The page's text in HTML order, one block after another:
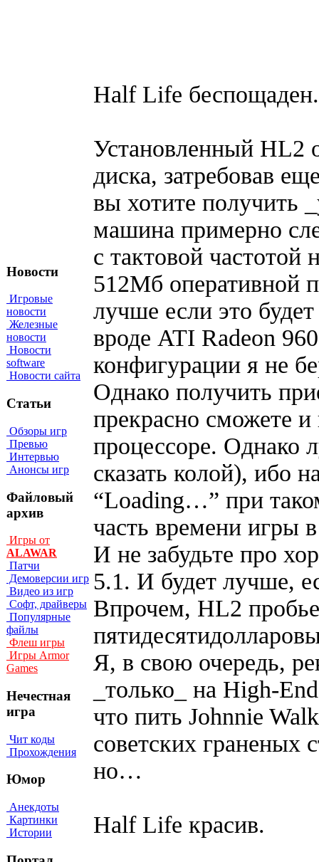
Новости
Игровые
новости
Железные
новости
Новости
software
Новости сайта
Статьи
Обзоры игр
Превью
Интервью
Анонсы игр
Файловый
архив
Игры от
ALAWAR
Патчи
Демоверсии игр
Видео из игр
Софт, драйверы
Популярные
файлы
Флеш игры
Игры Armor
Games
Нечестная
игра
Чит коды
Прохождения
Юмор
Анекдоты
Картинки
Истории
Half Life беспощаден.
Установленный HL2
диска, затребовав
вы хотите получить
машина примерно
с тактовой
512Мб оперативной
лучше если это
вроде ATI Radeon
конфигурации я не
Однако получить
прекрасно сможете
процессоре. Однако
сказать колой), ибо
“Loading…” при
часть времени игры
И не забудьте про
5.1. И будет лучше,
Впрочем, HL2
Я, в свою очередь,
_только_ на High-
что пить Johnnie
советских граненых
но…
Half Life красив.